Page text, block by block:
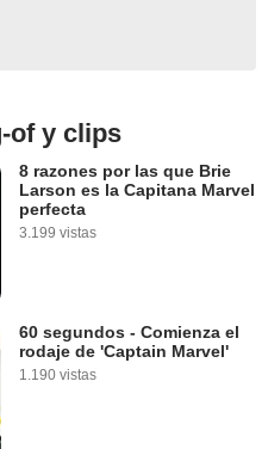
of y clips
8 razones por las que Brie
Larson es la Capitana Marvel
perfecta
3.199 vistas
60 segundos - Comienza el
rodaje de 'Captain Marvel'
1.190 vistas